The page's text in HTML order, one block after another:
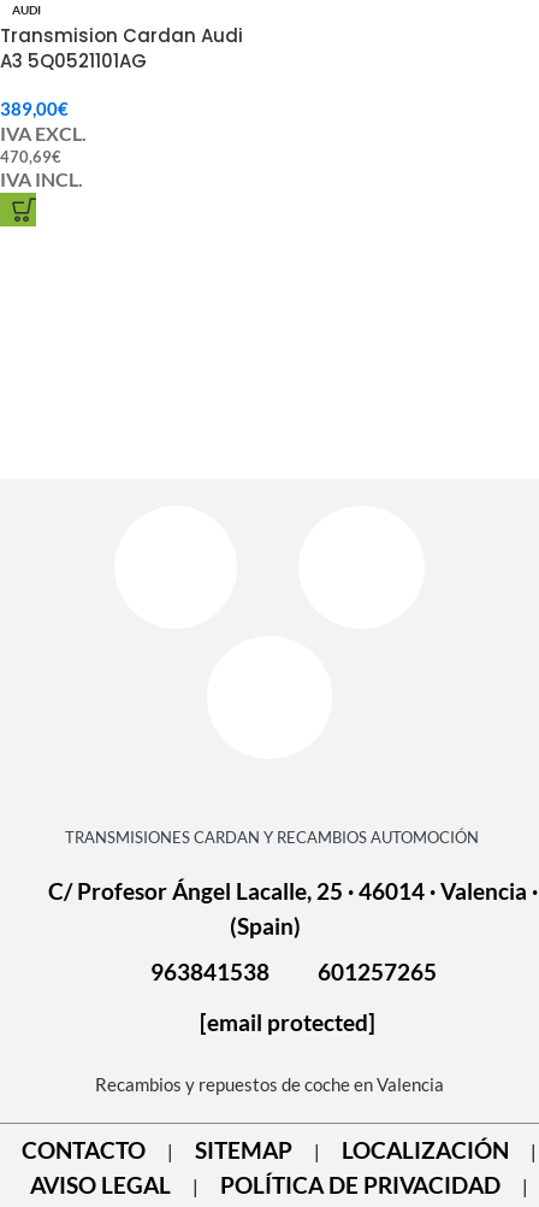
AUDI
Transmision Cardan Audi
A3 5Q0521101AG
389,00€
IVA EXCL.
470,69€
IVA INCL.
TRANSMISIONES CARDAN Y RECAMBIOS AUTOMOCIÓN
C/ Profesor Ángel Lacalle, 25 · 46014 · Valencia ·
(Spain)
963841538
601257265
[email protected]
Recambios y repuestos de coche en Valencia
CONTACTO | SITEMAP | LOCALIZACIÓN |
AVISO LEGAL | POLÍTICA DE PRIVACIDAD |